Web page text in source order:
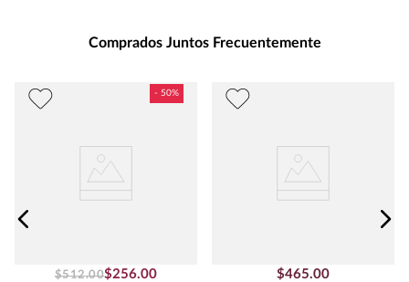
Grados de Alcohol
Comprados Juntos Frecuentemente
$256.00
$512.00 $465.00